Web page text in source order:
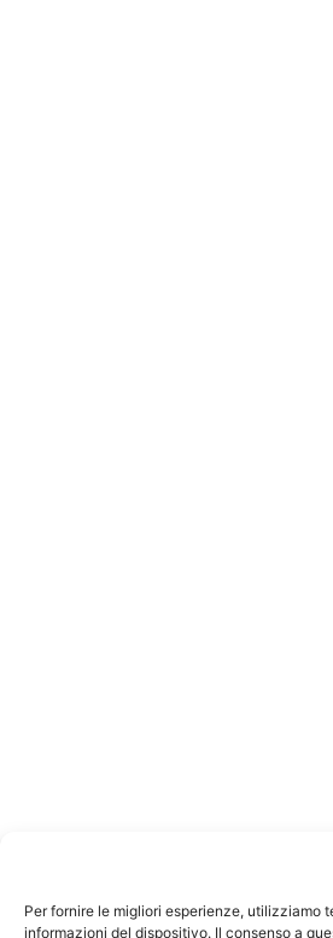
Per fornire le migliori esperienze, utilizziamo
informazioni del dispositivo. Il consenso a